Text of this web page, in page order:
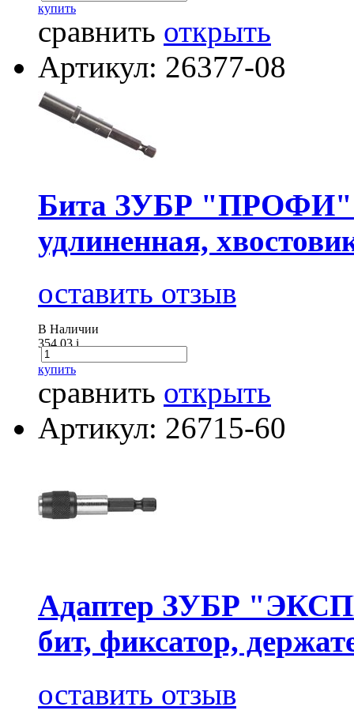
купить
сравнить открыть
Артикул: 26377-08
Бита ЗУБР "ПРОФИ" с
удлиненная,
оставить отзыв
В Наличии
354.03i
купить
сравнить открыть
Артикул: 26715-60
Адаптер ЗУБР
бит, фиксатор,
оставить отзыв